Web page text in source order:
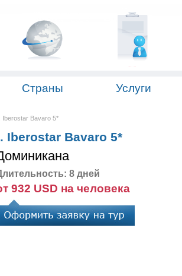
Страны Услуги
Iberostar Bavaro 5*
Iberostar Bavaro 5*
8 дней
932 USD на человека